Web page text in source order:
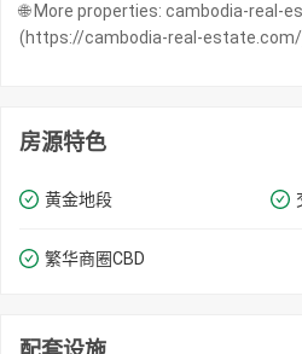
🌐 More properties: cambodia-real-
(https://cambodia-real-
房源特色
黄金地段
繁华商圈​​CBD